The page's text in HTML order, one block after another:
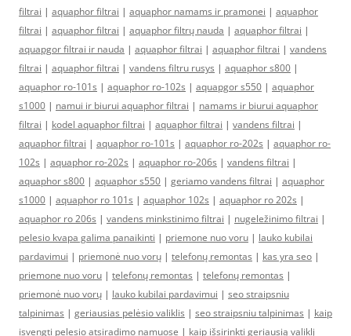
filtrai | aquaphor filtrai | aquaphor namams ir pramonei | aquaphor
filtrai | aquaphor filtrai | aquaphor filtrų nauda | aquaphor filtrai |
aquapgor filtrai ir nauda | aquaphor filtrai | aquaphor filtrai | vandens
filtrai | aquaphor filtrai | vandens filtru rusys | aquaphor s800 |
aquaphor ro-101s | aquaphor ro-102s | aquapgor s550 | aquaphor
s1000 | namui ir biurui aquaphor filtrai | namams ir biurui aquaphor
filtrai | kodel aquaphor filtrai | aquaphor filtrai | vandens filtrai |
aquaphor filtrai | aquaphor ro-101s | aquaphor ro-202s | aquaphor ro-
102s | aquaphor ro-202s | aquaphor ro-206s | vandens filtrai |
aquaphor s800 | aquaphor s550 | geriamo vandens filtrai | aquaphor
s1000 | aquaphor ro 101s | aquaphor 102s | aquaphor ro 202s |
aquaphor ro 206s | vandens minkstinimo filtrai | nugeležinimo filtrai |
pelesio kvapa galima panaikinti | priemone nuo voru | lauko kubilai
pardavimui | priemonė nuo vorų | telefonų remontas | kas yra seo |
priemone nuo voru | telefonų remontas | telefonų remontas |
priemonė nuo vorų | lauko kubilai pardavimui | seo straipsniu
talpinimas | geriausias pelėsio valiklis | seo straipsniu talpinimas | kaip
isvengti pelesio atsiradimo namuose | kaip išsirinkti geriausią valiklį